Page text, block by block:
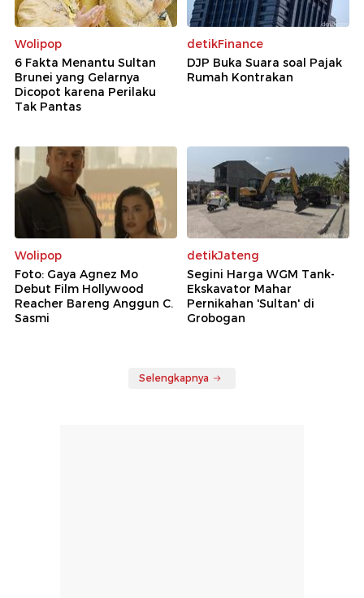
Wolipop
6 Fakta Menantu Sultan
Brunei yang Gelarnya
Dicopot karena Perilaku
Tak Pantas
detikFinance
DJP Buka Suara soal Pajak
Rumah Kontrakan
Wolipop
Foto: Gaya Agnez Mo
Debut Film Hollywood
Reacher Bareng Anggun C.
Sasmi
detikJateng
Segini Harga WGM Tank-
Ekskavator Mahar
Pernikahan 'Sultan' di
Grobogan
Selengkapnya